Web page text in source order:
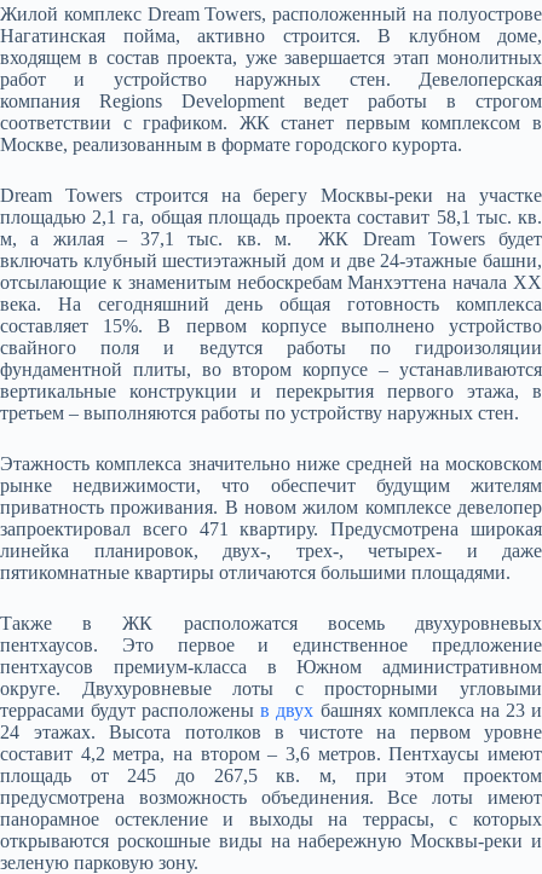
Жилой комплекс Dream Towers, расположенный на полуострове
Нагатинская пойма, активно строится. В клубном доме,
входящем в состав проекта, уже завершается этап монолитных
работ и устройство наружных стен. Девелоперская
компания Regions Development ведет работы в строгом
соответствии сграфиком. ЖК станет первым комплексом в
Москве, реализованным в формате городского курорта.
Dream Towers строится на берегу Москвы-реки на участке
площадью 2,1 га, общая площадь проекта составит 58,1 тыс. кв.
м, а жилая – 37,1 тыс. кв. м. ЖК Dream Towers будет
включать клубный шестиэтажный дом и две 24-этажные башни,
отсылающие к знаменитым небоскребам Манхэттена начала XX
века. На сегодняшний день общая готовность комплекса
составляет 15%. В первом корпусе выполнено устройство
свайного поля и ведутся работы по гидроизоляции
фундаментной плиты, во втором корпусе – устанавливаются
вертикальные конструкции и перекрытия первого этажа, в
третьем – выполняются работы по устройству наружных стен.
Этажность комплекса значительно ниже средней на московском
рынке недвижимости, что обеспечит будущим жителям
приватность проживания. В новом жилом комплексе девелопер
запроектировал всего 471 квартиру. Предусмотрена широкая
линейка планировок, двух-, трех-, четырех- и даже
пятикомнатные квартиры отличаются большими площадями.
Также в ЖК расположатся восемь двухуровневых
пентхаусов. Это первое и единственное предложение
пентхаусов премиум-класса в Южном административном
округе. Двухуровневые лоты с просторными угловыми
террасами будут расположеныв двух башнях комплекса на 23 и
24 этажах. Высота потолков в чистоте на первом уровне
составит 4,2 метра, на втором – 3,6 метров. Пентхаусы имеют
площадь от 245 до 267,5 кв. м, при этом проектом
предусмотрена возможность объединения. Все лоты имеют
панорамное остекление и выходы на террасы, с которых
открываются роскошные виды на набережную Москвы-реки и
зеленую парковую зону.